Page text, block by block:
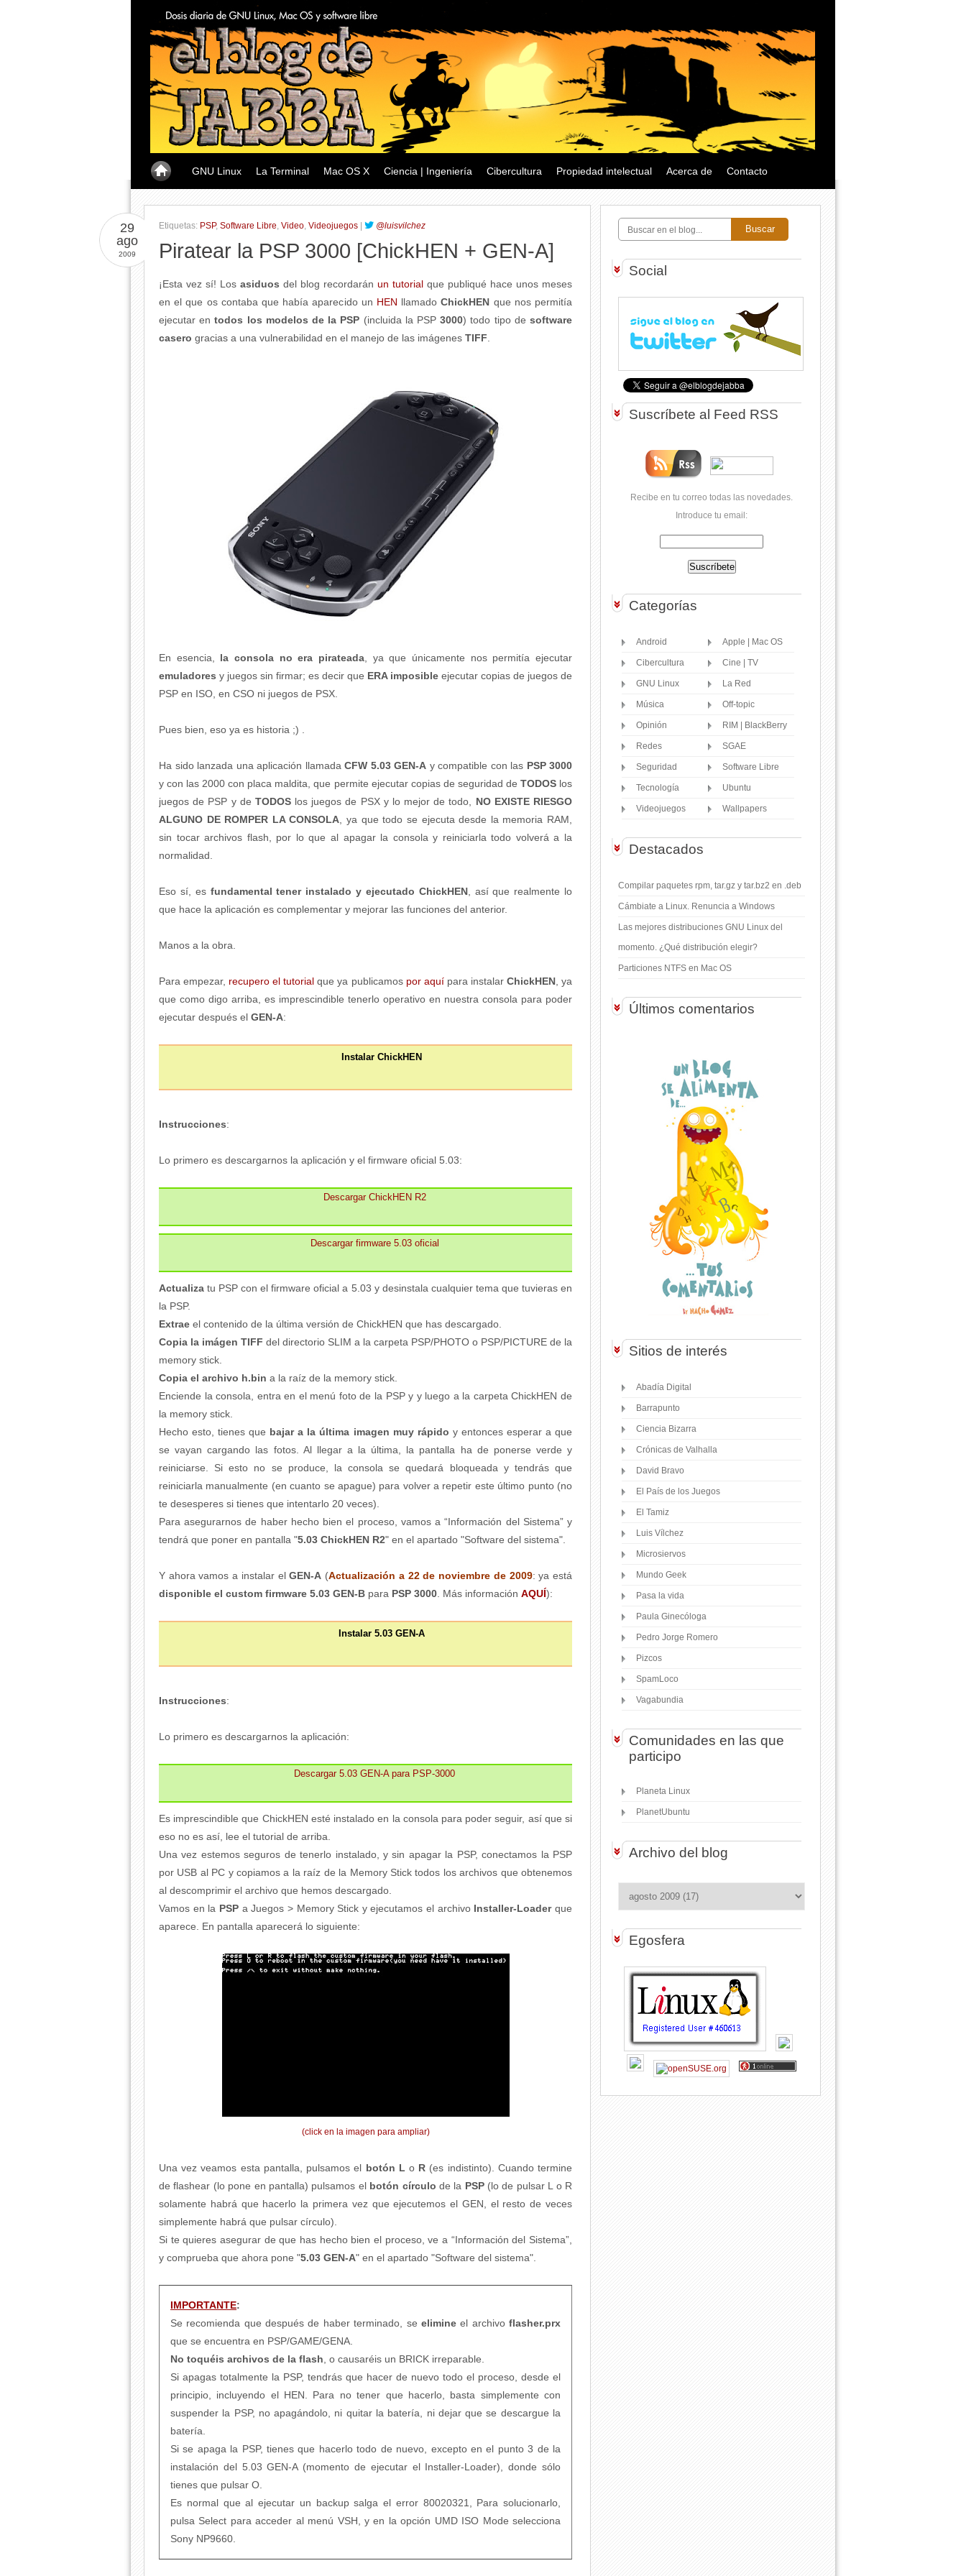
GNU Linux La Terminal Mac OS X Ciencia | Ingeniería Cibercultura Propiedad intelectual Acerca de Contacto
Etiquetas: PSP, Software Libre, Video, Videojuegos @luisvilchez
29
ago
2009 Piratear la PSP 3000 [ChickHEN + GEN-A]
¡Esta vez sí! Los asiduos del blog recordarán un tutorial que publiqué hace unos meses
en el que os contaba que había aparecido un HEN llamadoChickHEN que nos permitía
ejecutar entodos los modelos de la PSP (incluida la PSP3000) todo tipo desoftware
casero gracias a una vulnerabilidad en el manejo de las imágenes TIFF
En esencia, la consola no era pirateada , ya que únicamente nos permitía ejecutar
emuladores y juegos sin firmar; es decir que ERA imposible ejecutar copias de juegos de
PSP en ISO, en CSO ni juegos de PSX.
Pues bien, eso ya es historia ;) .
Ha sido lanzada una aplicación llamada CFW 5.03 GEN-A y compatible con las PSP 3000
y con las 2000 con placa maldita, que permite ejecutar copias de seguridad de TODOS los
juegos de PSP y de TODOS los juegos de PSX y lo mejor de todo, NO EXISTE RIESGO
ALGUNO DE ROMPER LA CONSOLA , ya que todo se ejecuta desde la memoria RAM,
sin tocar archivos flash, por lo que al apagar la consola y reiniciarla todo volverá a la
normalidad.
Eso sí, es fundamental tener instalado y ejecutado ChickHEN, así que realmente lo
que hace la aplicación es complementar y mejorar las funciones del anterior.
Manos a la obra.
Para empezar, recupero el tutorial que ya publicamos por aquípara instalar ChickHEN, ya
que como digo arriba, es imprescindible tenerlo operativo en nuestra consola para poder
ejecutar después el GEN-A:
Instalar ChickHEN
Instrucciones:
Lo primero es descargarnos la aplicación y el firmware oficial 5.03:
Descargar ChickHEN R2
Descargar firmware 5.03 oficial
Actualiza tu PSP con el firmware oficial a 5.03 y desinstala cualquier tema que tuvieras en
la PSP.
Extrae el contenido de la última versión de ChickHEN que has descargado.
Copia la imágen TIFF del directorio SLIM a la carpeta PSP/PHOTO o PSP/PICTURE de la
memory stick.
Copia el archivo h.bin a la raíz de la memory stick.
Enciende la consola, entra en el menú foto de la PSP y y luego a la carpeta ChickHEN de
la memory stick.
Hecho esto, tienes que bajar a la última imagen muy rápido y entonces esperar a que
se vayan cargando las fotos. Al llegar a la última, la pantalla ha de ponerse verde y
reiniciarse. Si esto no se produce, la consola se quedará bloqueada y tendrás que
reiniciarla manualmente (en cuanto se apague) para volver a repetir este último punto (no
te desesperes si tienes que intentarlo 20 veces).
Para asegurarnos de haber hecho bien el proceso, vamos a “Información del Sistema” y
tendrá que poner en pantalla "5.03 ChickHEN R2" en el apartado "Software del sistema".
Y ahora vamos a instalar elGEN-A (Actualización a 22 de noviembre de 2009: ya está
disponible el custom firmware 5.03 GEN-B para PSP 3000 . Más información AQUÍ):
Instalar 5.03 GEN-A
Instrucciones:
Lo primero es descargarnos la aplicación:
Descargar 5.03 GEN-A para PSP-3000
Es imprescindible que ChickHEN esté instalado en la consola para poder seguir, así que si
eso no es así, lee el tutorial de arriba.
Una vez estemos seguros de tenerlo instalado, y sin apagar la PSP, conectamos la PSP
por USB al PC y copiamos a la raíz de la Memory Stick todos los archivos que obtenemos
al descomprimir el archivo que hemos descargado.
Vamos en la PSP a Juegos > Memory Stick y ejecutamos el archivo Installer-Loaderque
aparece. En pantalla aparecerá lo siguiente:
(click en la imagen para ampliar)
Una vez veamos esta pantalla, pulsamos el botón L o R (es indistinto). Cuando termine
de flashear (lo pone en pantalla) pulsamos el botón círculo de la PSP (lo de pulsar L o R
solamente habrá que hacerlo la primera vez que ejecutemos el GEN, el resto de veces
simplemente habrá que pulsar círculo).
Si te quieres asegurar de que has hecho bien el proceso, ve a “Información del Sistema”,
y comprueba que ahora pone "5.03 GEN-A" en el apartado "Software del sistema".
IMPORTANTE:
Se recomienda que después de haber terminado, se elimineel archivoflasher.prx
que se encuentra en PSP/GAME/GENA.
No toquéis archivos de la flash , o causaréis un BRICK irreparable.
Si apagas totalmente la PSP, tendrás que hacer de nuevo todo el proceso, desde el
principio, incluyendo el HEN. Para no tener que hacerlo, basta simplemente con
suspender la PSP, no apagándolo, ni quitar la batería, ni dejar que se descargue la
batería.
Si se apaga la PSP, tienes que hacerlo todo de nuevo, excepto en el punto 3 de la
instalación del 5.03 GEN-A (momento de ejecutar el Installer-Loader), donde sólo
tienes que pulsar O.
Es normal que al ejecutar un backup salga el error 80020321, Para solucionarlo,
pulsa Select para acceder al menú VSH, y en la opción UMD ISO Mode selecciona
Sony NP9660.
Buscar
Social
Suscríbete al Feed RSS
Recibe en tu correo todas las novedades.
Introduce tu email:
Categorías
Android Apple | Mac OS
Cibercultura Cine | TV
GNU Linux La Red
Música Off-topic
Opinión RIM | BlackBerry
Redes SGAE
Seguridad Software Libre
Tecnología Ubuntu
Videojuegos Wallpapers
Destacados
Compilar paquetes rpm, tar.gz y tar.bz2 en .deb
Cámbiate a Linux. Renuncia a Windows
Las mejores distribuciones GNU Linux del
momento. ¿Qué distribución elegir?
Particiones NTFS en Mac OS
Últimos comentarios
Sitios de interés
Abadía Digital
Barrapunto
Ciencia Bizarra
Crónicas de Valhalla
David Bravo
El País de los Juegos
El Tamiz
Luis Vílchez
Microsiervos
Mundo Geek
Pasa la vida
Paula Ginecóloga
Pedro Jorge Romero
Pizcos
SpamLoco
Vagabundia
Comunidades en las que
participo
Planeta Linux
PlanetUbuntu
Archivo del blog
Egosfera